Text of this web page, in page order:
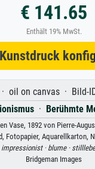
€ 141.65
Enthält 19% MwSt.
oil on canvas · Bild-
· Berühmte
Vase, 1892 von Pierre-
Fotopapier, Aquarellkarton,
impressionist · blume ·
Bridgeman Images